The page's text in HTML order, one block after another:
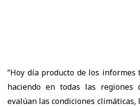
“Hoy día producto de los informes
haciendo en todas las regiones
evalúan las condiciones